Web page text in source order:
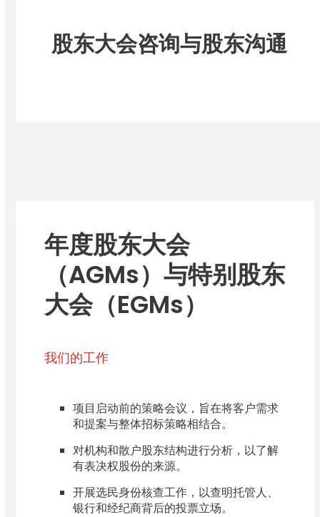
股东大会咨询与股东沟通
年度股东大会
（AGMs）与特别股东
大会（EGMs）
我们的工作
项目启动前的策略会议，旨在将客户需求
和提案与整体招标策略相结合。
对机构和散户股东结构进行分析，以了解
有表决权股份的来源。
开展选民身份核查工作，以查明托管人、
银行和经纪商背后的投票立场。